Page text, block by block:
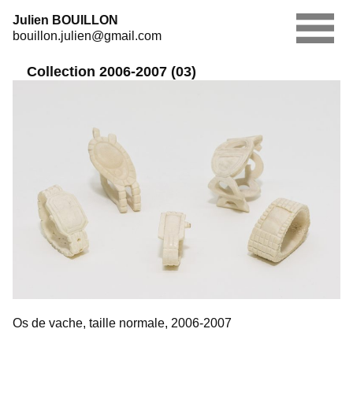
Skip
to
Julien BOUILLON
bouillon.julien@gmail.com
Collection 2006-2007 (03)
Os de vache, taille normale, 2006-2007